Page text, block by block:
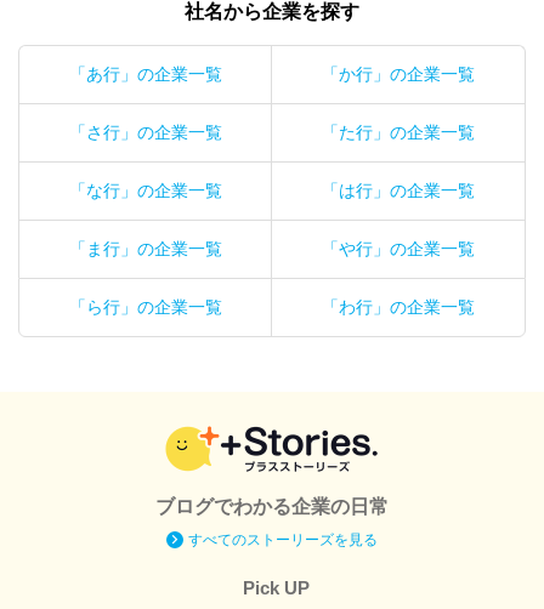
社名から企業を探す
「あ行」の企業一覧 「か行」の企業一覧
「さ行」の企業一覧 「た行」の企業一覧
「な行」の企業一覧 「は行」の企業一覧
「ま行」の企業一覧 「や行」の企業一覧
「ら行」の企業一覧 「わ行」の企業一覧
ブログでわかる企業の日常
すべてのストーリーズを見る
Pick UP